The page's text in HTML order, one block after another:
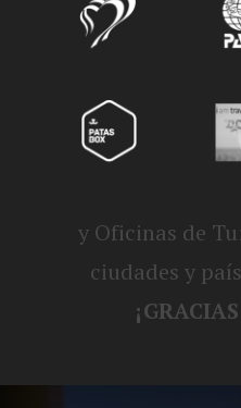
y Oficinas de
ciudades y